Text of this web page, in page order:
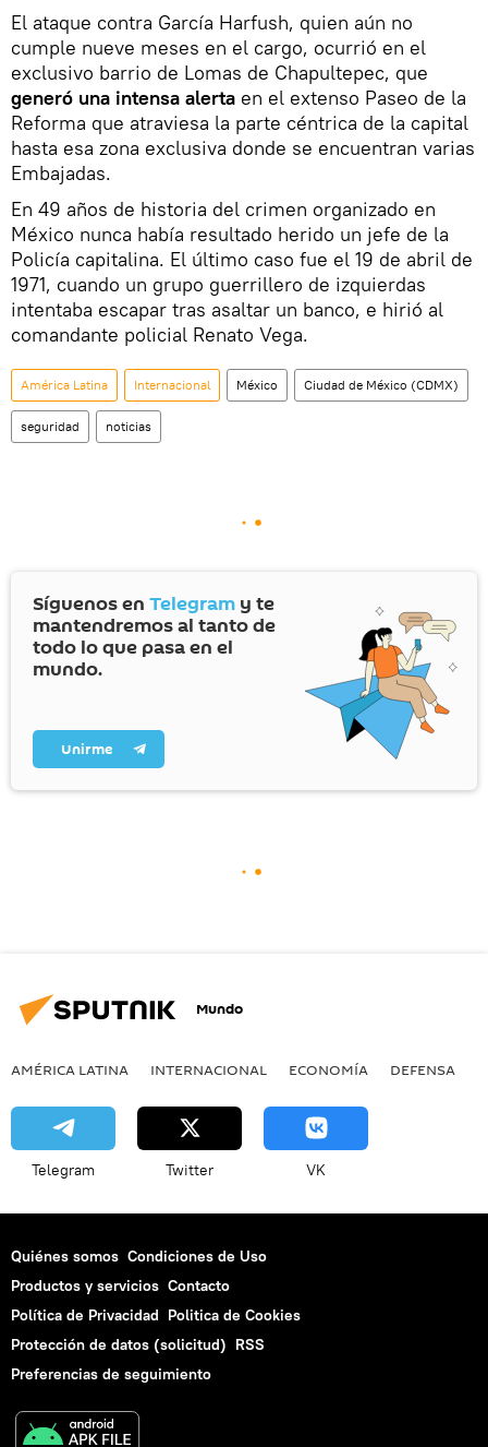
El ataque contra García Harfush, quien aún no
cumple nueve meses en el cargo, ocurrió en el
exclusivo barrio de Lomas de Chapultepec, que
generó una intensa alerta en el extenso Paseo de la
Reforma que atraviesa la parte céntrica de la capital
hasta esa zona exclusiva donde se encuentran varias
Embajadas.
En 49 años de historia del crimen organizado en
México nunca había resultado herido un jefe de la
Policía capitalina. El último caso fue el 19 de abril de
1971, cuando un grupo guerrillero de izquierdas
intentaba escapar tras asaltar un banco, e hirió al
comandante policial Renato Vega.
América Latina Internacional México Ciudad de México (CDMX)
seguridad noticias
Síguenos en Telegram y te
mantendremos al tanto de
todo lo que pasa en el
mundo.
Unirme
Mundo
AMÉRICA LATINA INTERNACIONAL ECONOMÍA DEFENSA
Telegram Twitter VK
Quiénes somos Condiciones de Uso
Productos y servicios Contacto
Política de Privacidad Politica de Cookies
Protección de datos (solicitud) RSS
Preferencias de seguimiento